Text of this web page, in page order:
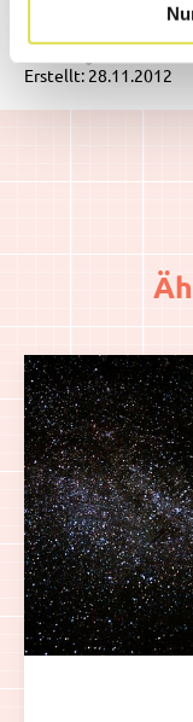
Redaktion
Erstellt: 28.11.2012